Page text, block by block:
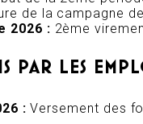
de la campagne
2026 : 2ème
PAR LES
: Versement des